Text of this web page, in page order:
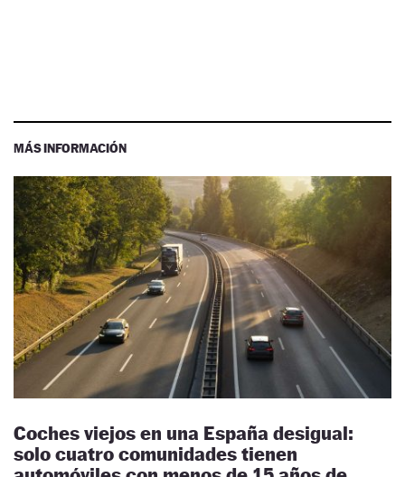
MÁS INFORMACIÓN
Coches viejos en una España desigual:
solo cuatro comunidades tienen